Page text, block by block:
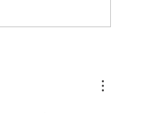
Väsby –
AB i